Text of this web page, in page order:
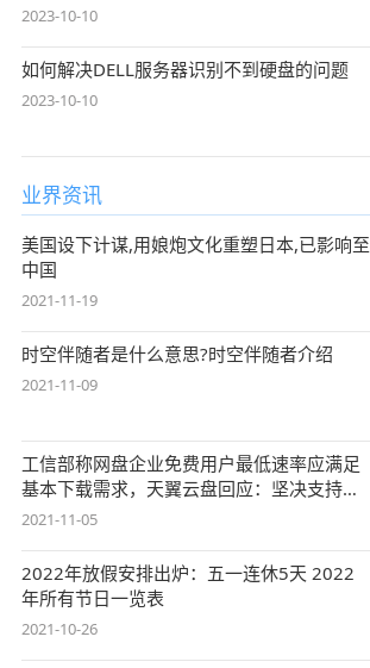
2023-10-10
如何解决DELL服务器识别不到硬盘的问题
2023-10-10
业界资讯
美国设下计谋,用娘炮文化重塑日本,已影响至
中国
2021-11-19
时空伴随者是什么意思?时空伴随者介绍
2021-11-09
工信部称网盘企业免费用户最低速率应满足
基本下载需求，天翼云盘回应：坚决支持，
始终
2021-11-05
2022年放假安排出炉：五一连休5天 2022
年所有节日一览表
2021-10-26